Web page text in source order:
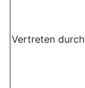
Vertreten durch